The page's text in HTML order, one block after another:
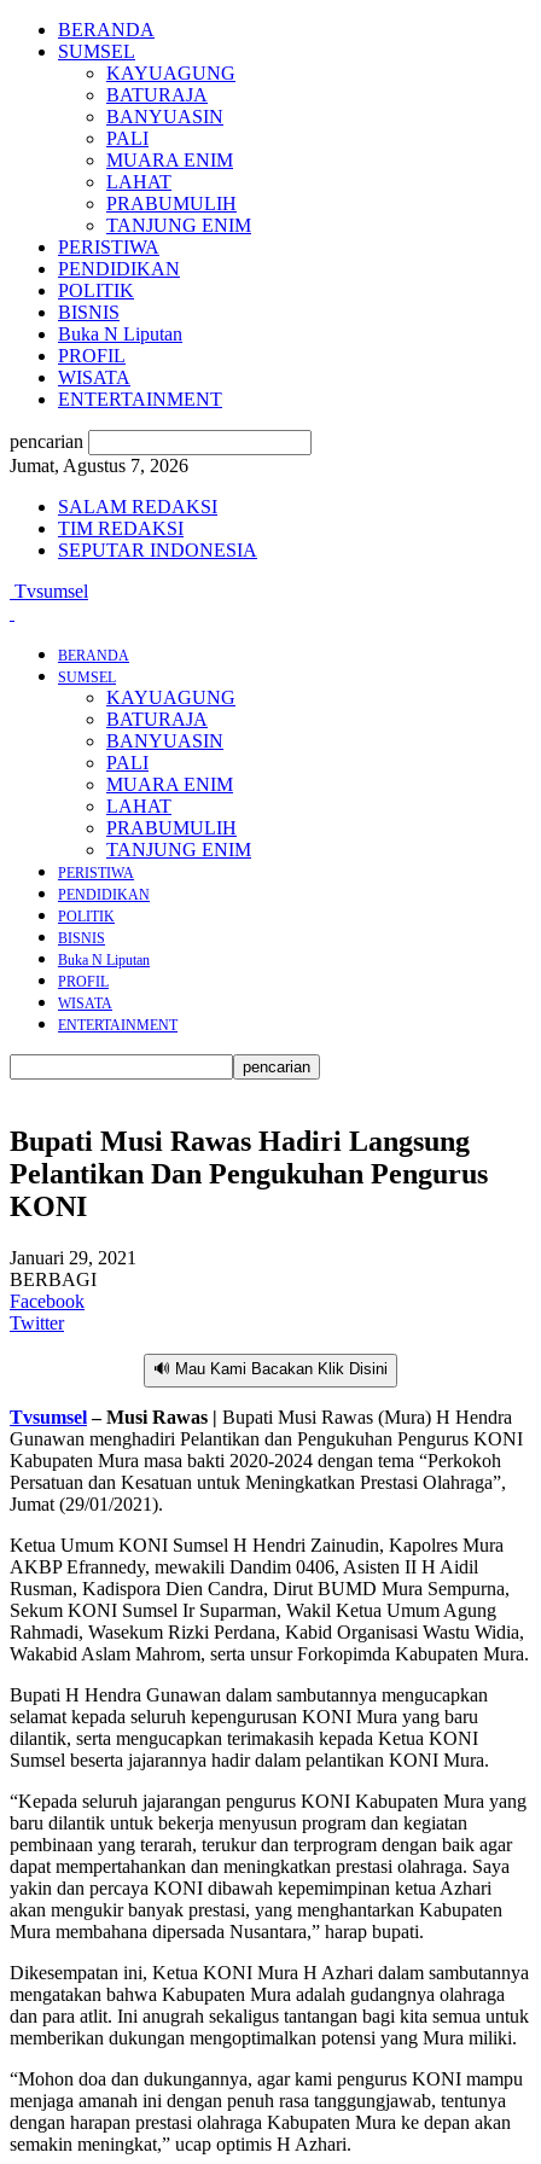
BERANDA
SUMSEL
KAYUAGUNG
BATURAJA
BANYUASIN
PALI
MUARA ENIM
LAHAT
PRABUMULIH
TANJUNG ENIM
PERISTIWA
PENDIDIKAN
POLITIK
BISNIS
Buka N Liputan
PROFIL
WISATA
ENTERTAINMENT
pencarian
Jumat, Agustus 7, 2026
SALAM REDAKSI
TIM REDAKSI
SEPUTAR INDONESIA
Tvsumsel
BERANDA
SUMSEL
KAYUAGUNG
BATURAJA
BANYUASIN
PALI
MUARA ENIM
LAHAT
PRABUMULIH
TANJUNG ENIM
PERISTIWA
PENDIDIKAN
POLITIK
BISNIS
Buka N Liputan
PROFIL
WISATA
ENTERTAINMENT
Bupati Musi Rawas Hadiri Langsung
Pelantikan Dan Pengukuhan Pengurus
KONI
Januari 29, 2021
BERBAGI
Facebook
Twitter
🔊 Mau Kami Bacakan Klik Disini
Tvsumsel– Musi Rawas | Bupati Musi Rawas (Mura) H Hendra
Gunawan menghadiri Pelantikan dan Pengukuhan Pengurus KONI
Kabupaten Mura masa bakti 2020-2024 dengan tema “Perkokoh
Persatuan dan Kesatuan untuk Meningkatkan Prestasi Olahraga”,
Jumat (29/01/2021).
Ketua Umum KONI Sumsel H Hendri Zainudin, Kapolres Mura
AKBP Efrannedy, mewakili Dandim 0406, Asisten II H Aidil
Rusman, Kadispora Dien Candra, Dirut BUMD Mura Sempurna,
Sekum KONI Sumsel Ir Suparman, Wakil Ketua Umum Agung
Rahmadi, Wasekum Rizki Perdana, Kabid Organisasi Wastu Widia,
Wakabid Aslam Mahrom, serta unsur Forkopimda Kabupaten Mura.
Bupati H Hendra Gunawan dalam sambutannya mengucapkan
selamat kepada seluruh kepengurusan KONI Mura yang baru
dilantik, serta mengucapkan terimakasih kepada Ketua KONI
Sumsel beserta jajarannya hadir dalam pelantikan KONI Mura.
“Kepada seluruh jajarangan pengurus KONI Kabupaten Mura yang
baru dilantik untuk bekerja menyusun program dan kegiatan
pembinaan yang terarah, terukur dan terprogram dengan baik agar
dapat mempertahankan dan meningkatkan prestasi olahraga. Saya
yakin dan percaya KONI dibawah kepemimpinan ketua Azhari
akan mengukir banyak prestasi, yang menghantarkan Kabupaten
Mura membahana dipersada Nusantara,” harap bupati.
Dikesempatan ini, Ketua KONI Mura H Azhari dalam sambutannya
mengatakan bahwa Kabupaten Mura adalah gudangnya olahraga
dan para atlit. Ini anugrah sekaligus tantangan bagi kita semua untuk
memberikan dukungan mengoptimalkan potensi yang Mura miliki.
“Mohon doa dan dukungannya, agar kami pengurus KONI mampu
menjaga amanah ini dengan penuh rasa tanggungjawab, tentunya
dengan harapan prestasi olahraga Kabupaten Mura ke depan akan
semakin meningkat,” ucap optimis H Azhari.